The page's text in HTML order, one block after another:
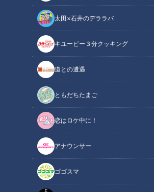
太田×石井のデララバ
キユーピー３分クッキング
道との遭遇
ともだちたまご
恋はロケ中に！
アナウンサー
ゴゴスマ
「めまい」と「耳鳴り」
この記事の画像